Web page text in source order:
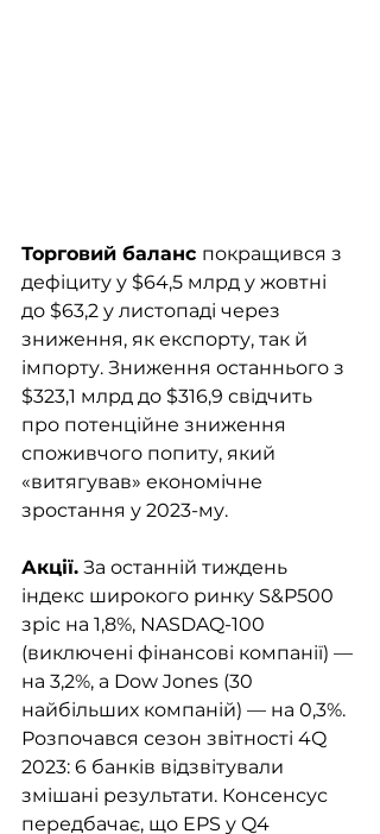
Торговий баланс покращився з
дефіциту у $64,5 млрд у жовтні
до $63,2 у листопаді через
зниження, як експорту, так й
імпорту. Зниження останнього з
$323,1 млрд до $316,9 свідчить
про потенційне зниження
споживчого попиту, який
«витягував» економічне
зростання у 2023-му.
Акції. За останній тиждень
індекс широкого ринку S&P500
зріс на 1,8%, NASDAQ-100
(виключені фінансові компанії) —
на 3,2%, а Dow Jones (30
найбільших компаній) — на 0,3%.
Розпочався сезон звітності 4Q
2023: 6 банків відзвітували
змішані результати. Консенсус
передбачає, що EPS у Q4